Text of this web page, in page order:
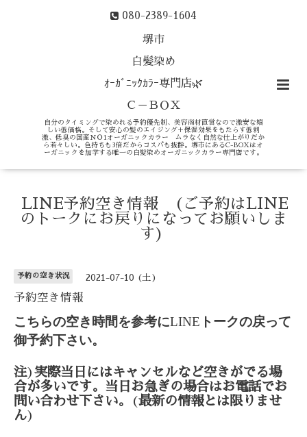
080-2389-1604
堺市
白髪染め
ｵｰｶﾞﾆｯｸｶﾗｰ専門店🌿
Ｃ－ＢＯＸ
自分のタイミングで染めれる予約優先制、美容商材直営なので激安な嬉
しい低価格。そして安心の髪のエイジング＋保湿効果をもたらす低刺
激、低臭の国産ＮＯ1オーガニックカラー ムラなく自然な仕上がりだか
ら若々しい。色持ちも3倍だからコスパも抜群。堺市にあるC-BOXはオ
ーガニックを加学する唯一の白髪染めオーガニックカラー専門店です。
LINE予約空き情報 (ご予約はLINE
のトークにお戻りになってお願いしま
す)
予約の空き状況 2021-07-10 (土)
予約空き情報
こちらの空き時間を参考にLINE トークの戻って
御予約下さい。
注) 実際当日にはキャンセルなど空きがでる場
合が多いです。当日お急ぎの場合はお電話でお
問い合わせ下さい。
(最新の情報とは限りませ
ん)